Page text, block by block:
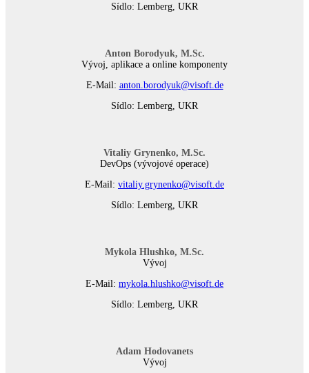
Sídlo: Lemberg, UKR
Anton Borodyuk, M.Sc.
Vývoj, aplikace a online komponenty
E-Mail: anton.borodyuk@visoft.de
Sídlo: Lemberg, UKR
Vitaliy Grynenko, M.Sc.
DevOps (vývojové operace)
E-Mail: vitaliy.grynenko@visoft.de
Sídlo: Lemberg, UKR
Mykola Hlushko, M.Sc.
Vývoj
E-Mail: mykola.hlushko@visoft.de
Sídlo: Lemberg, UKR
Adam Hodovanets
Vývoj